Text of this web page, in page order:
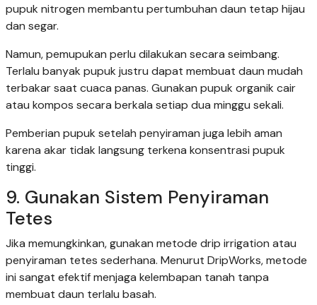
pupuk nitrogen membantu pertumbuhan daun tetap hijau
dan segar.
Namun, pemupukan perlu dilakukan secara seimbang.
Terlalu banyak pupuk justru dapat membuat daun mudah
terbakar saat cuaca panas. Gunakan pupuk organik cair
atau kompos secara berkala setiap dua minggu sekali.
Pemberian pupuk setelah penyiraman juga lebih aman
karena akar tidak langsung terkena konsentrasi pupuk
tinggi.
9. Gunakan Sistem Penyiraman
Tetes
Jika memungkinkan, gunakan metode drip irrigation atau
penyiraman tetes sederhana. Menurut DripWorks, metode
ini sangat efektif menjaga kelembapan tanah tanpa
membuat daun terlalu basah.